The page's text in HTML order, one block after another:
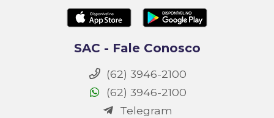
SAC - Fale Conosco
(62) 3946-2100
(62) 3946-2100
Telegram